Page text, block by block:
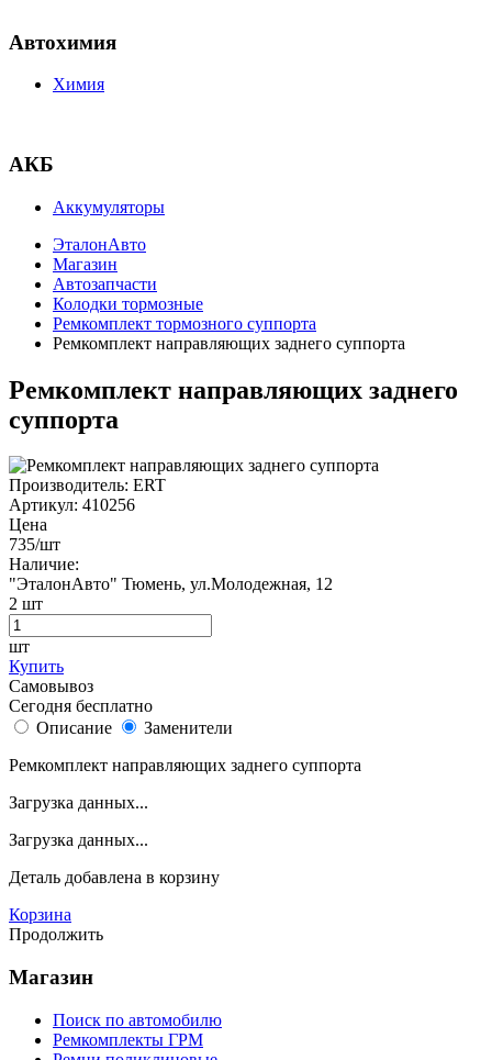
Автохимия
Химия
АКБ
Аккумуляторы
ЭталонАвто
Магазин
Автозапчасти
Колодки тормозные
Ремкомплект тормозного суппорта
Ремкомплект направляющих заднего суппорта
Ремкомплект направляющих заднего
суппорта
Производитель: ERT
Артикул: 410256
Цена
735/шт
Наличие:
"ЭталонАвто" Тюмень, ул.Молодежная, 12
2 шт
шт
Купить
Самовывоз
Сегодня бесплатно
Описание
Заменители
Ремкомплект направляющих заднего суппорта
Загрузка данных...
Загрузка данных...
Деталь добавлена в корзину
Корзина
Продолжить
Магазин
Поиск по автомобилю
Ремкомплекты ГРМ